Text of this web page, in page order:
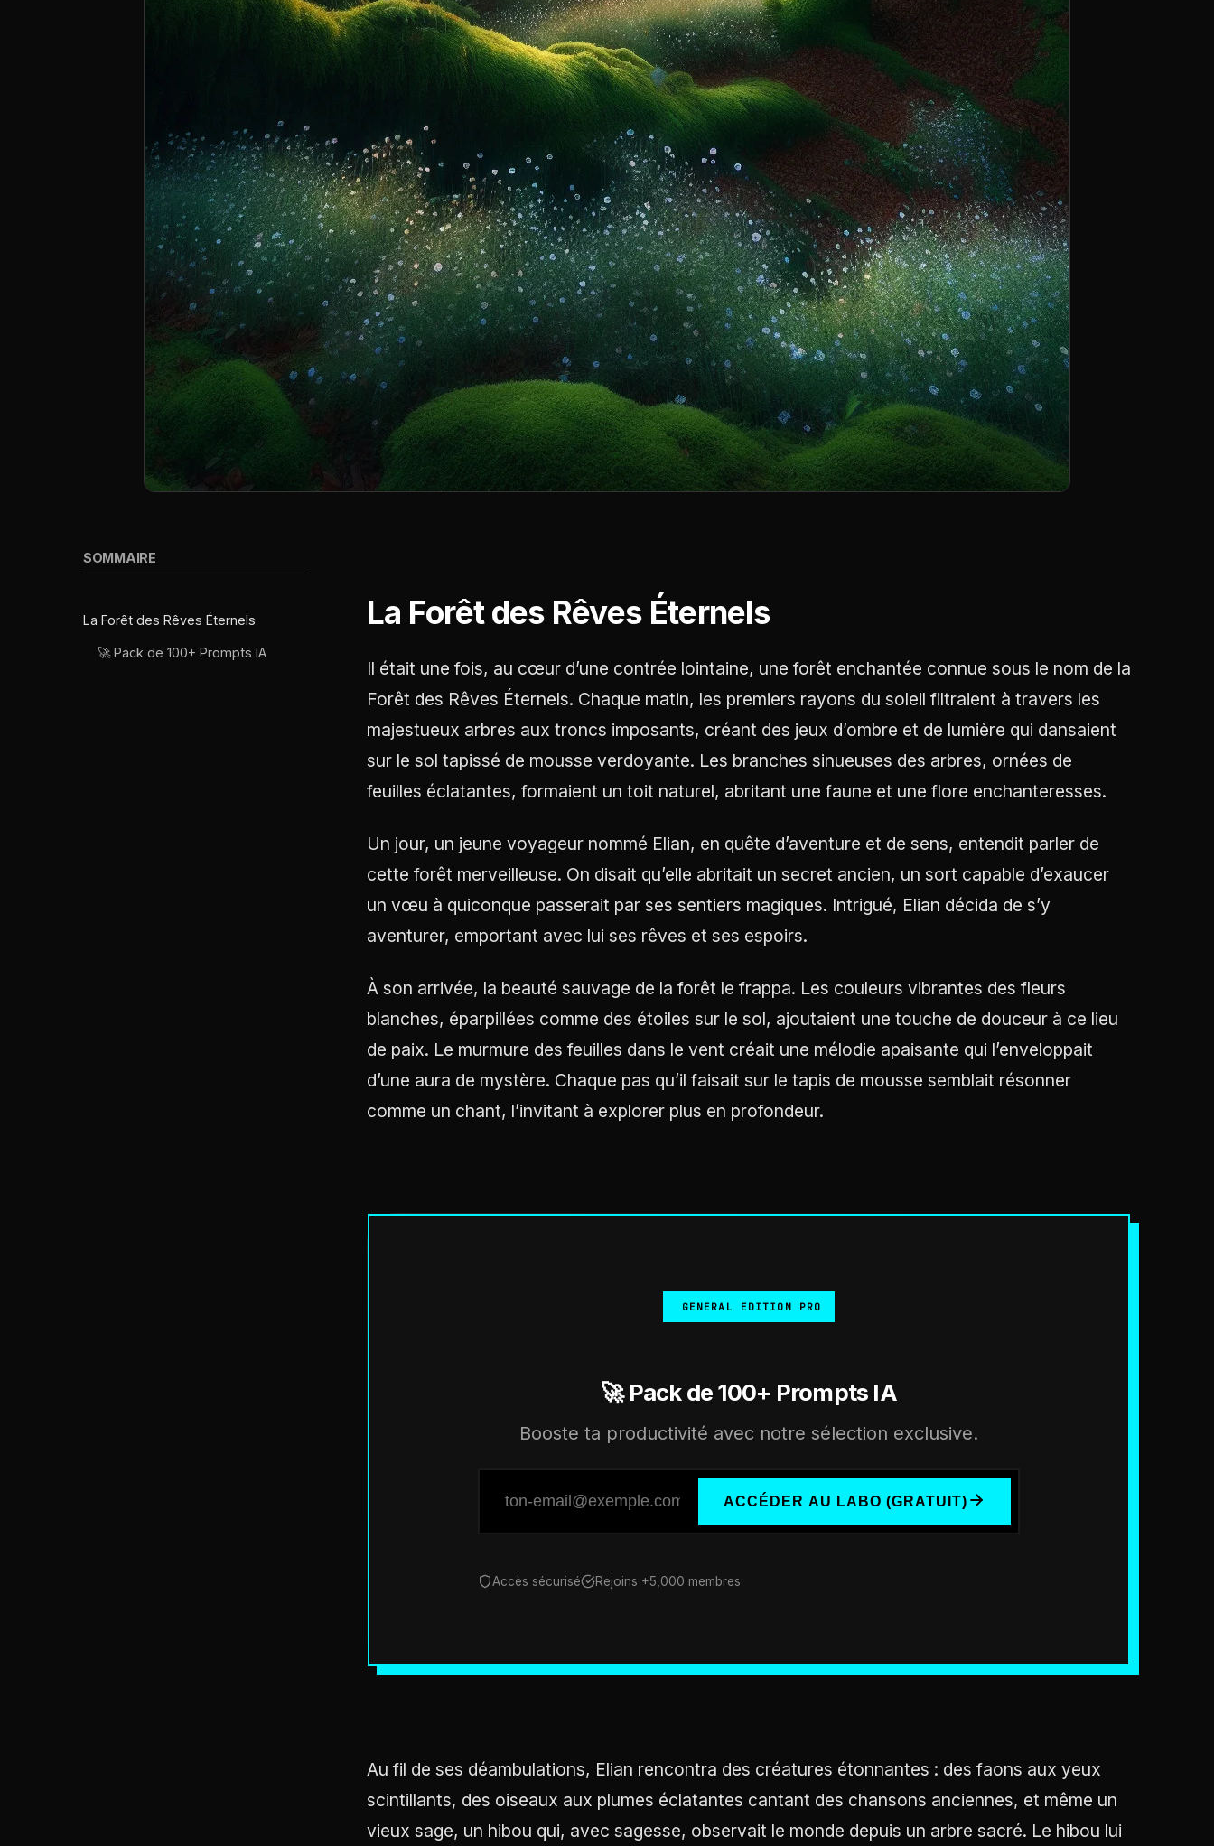
SOMMAIRE
La Forêt des Rêves Éternels
🚀 Pack de 100+ Prompts IA
La Forêt des Rêves Éternels
Il était une fois, au cœur d’une contrée lointaine, une forêt enchantée connue sous le nom de la
Forêt des Rêves Éternels. Chaque matin, les premiers rayons du soleil filtraient à travers les
majestueux arbres aux troncs imposants, créant des jeux d’ombre et de lumière qui dansaient
sur le sol tapissé de mousse verdoyante. Les branches sinueuses des arbres, ornées de
feuilles éclatantes, formaient un toit naturel, abritant une faune et une flore enchanteresses.
Un jour, un jeune voyageur nommé Elian, en quête d’aventure et de sens, entendit parler de
cette forêt merveilleuse. On disait qu’elle abritait un secret ancien, un sort capable d’exaucer
un vœu à quiconque passerait par ses sentiers magiques. Intrigué, Elian décida de s’y
aventurer, emportant avec lui ses rêves et ses espoirs.
À son arrivée, la beauté sauvage de la forêt le frappa. Les couleurs vibrantes des fleurs
blanches, éparpillées comme des étoiles sur le sol, ajoutaient une touche de douceur à ce lieu
de paix. Le murmure des feuilles dans le vent créait une mélodie apaisante qui l’enveloppait
d’une aura de mystère. Chaque pas qu’il faisait sur le tapis de mousse semblait résonner
comme un chant, l’invitant à explorer plus en profondeur.
GENERAL EDITION PRO
🚀 Pack de 100+ Prompts IA
Booste ta productivité avec notre sélection exclusive.
ACCÉDER AU LABO (GRATUIT)
Accès sécurisé Rejoins +5,000 membres
Au fil de ses déambulations, Elian rencontra des créatures étonnantes : des faons aux yeux
scintillants, des oiseaux aux plumes éclatantes cantant des chansons anciennes, et même un
vieux sage, un hibou qui, avec sagesse, observait le monde depuis un arbre sacré. Le hibou lui